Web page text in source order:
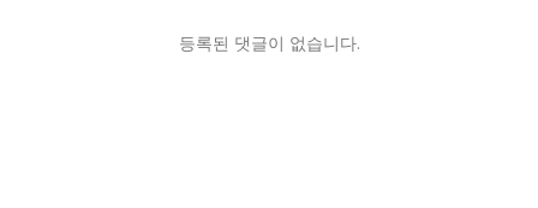
등록된 댓글이 없습니다.